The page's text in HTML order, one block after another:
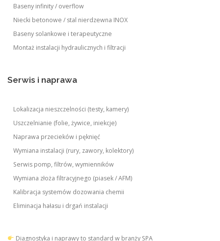
Baseny infinity / overflow
Niecki betonowe / stal nierdzewna INOX
Baseny solankowe i terapeutyczne
Montaż instalacji hydraulicznych i filtracji
Serwis i naprawa
Lokalizacja nieszczelności (testy, kamery)
Uszczelnianie (folie, żywice, iniekcje)
Naprawa przecieków i pęknięć
Wymiana instalacji (rury, zawory, kolektory)
Serwis pomp, filtrów, wymienników
Wymiana złoża filtracyjnego (piasek / AFM)
Kalibracja systemów dozowania chemii
Eliminacja hałasu i drgań instalacji
Diagnostyka i naprawy to standard w branży SPA